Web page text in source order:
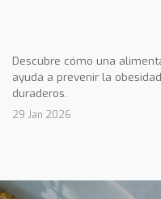
Descubre cómo una
ayuda a prevenir la
duraderos.
29 Jan 2026